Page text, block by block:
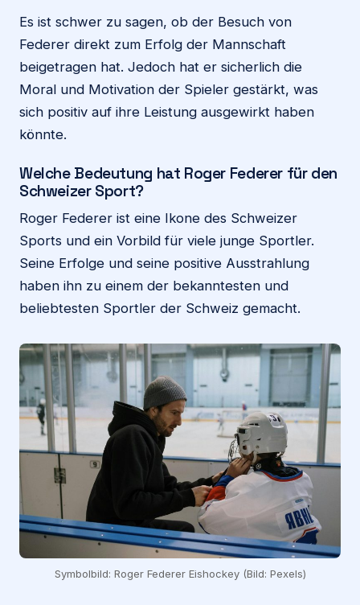
Es ist schwer zu sagen, ob der Besuch von
Federer direkt zum Erfolg der Mannschaft
beigetragen hat. Jedoch hat er sicherlich die
Moral und Motivation der Spieler gestärkt, was
sich positiv auf ihre Leistung ausgewirkt haben
könnte.
Welche Bedeutung hat Roger Federer für den
Schweizer Sport?
Roger Federer ist eine Ikone des Schweizer
Sports und ein Vorbild für viele junge Sportler.
Seine Erfolge und seine positive Ausstrahlung
haben ihn zu einem der bekanntesten und
beliebtesten Sportler der Schweiz gemacht.
Symbolbild: Roger Federer Eishockey (Bild: Pexels)